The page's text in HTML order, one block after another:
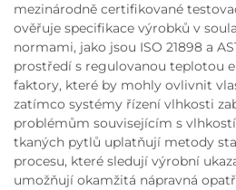
mezinárodně certifikované
ověřuje specifikace výrobků v
normami, jako jsou ISO 21898 a
prostředí s regulovanou teplotou
faktory, které by mohly ovlivnit
zatímco systémy řízení vlhkosti
problémům souvisejícím s
tkaných pytlů uplatňují metody
procesu, které sledují výrobní
umožňují okamžitá nápravná